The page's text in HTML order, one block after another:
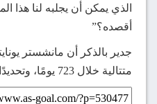
الذي يمكن أن يجلبه لنا هذا
أقصده؟”
متتالية خلال 723 يومًا، وتحديدًا منذ فبراير 2024.